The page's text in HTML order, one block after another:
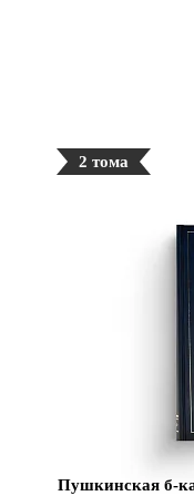
2 тома
Пушкинская б-